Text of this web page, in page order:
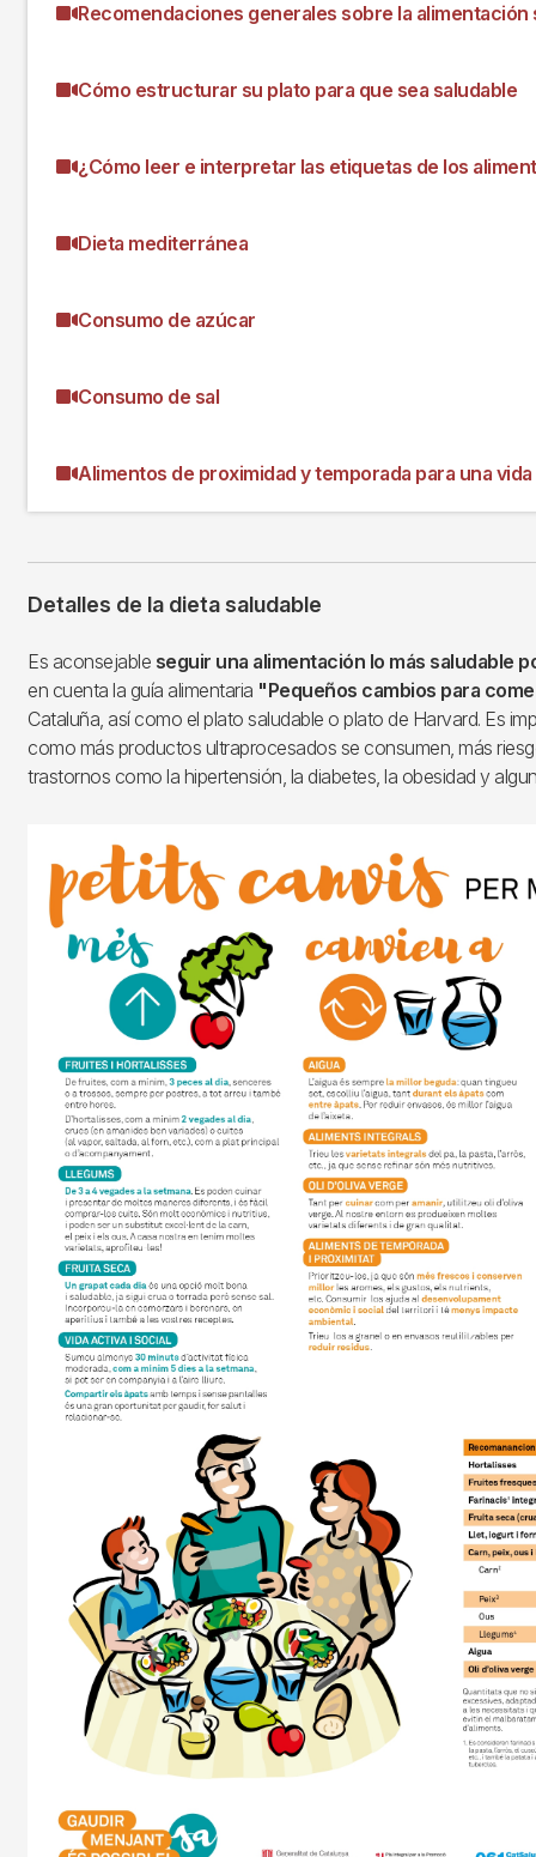
Recomendaciones generales sobre la alimentación
Cómo estructurar su plato para que sea saludable
¿Cómo leer e interpretar las etiquetas de los
Dieta mediterránea
Consumo de azúcar
Consumo de sal
Alimentos de proximidad y temporada para una
Detalles de la dieta saludable
Es aconsejable seguir una alimentación lo más saludable
en cuenta la guía alimentaria "Pequeños cambios para
Cataluña, así como el plato saludable o plato de Harvard. Es
como más productos ultraprocesados se consumen, más
trastornos como la hipertensión, la diabetes, la obesidad y